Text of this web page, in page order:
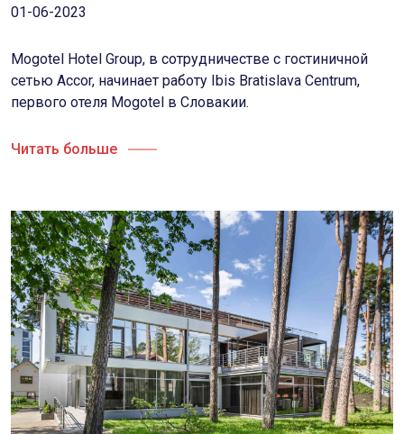
01-06-2023
Mogotel Hotel Group, в сотрудничестве с гостиничной
сетью Accor, начинает работу Ibis Bratislava Centrum,
первого отеля Mogotel в Словакии.
Читать больше